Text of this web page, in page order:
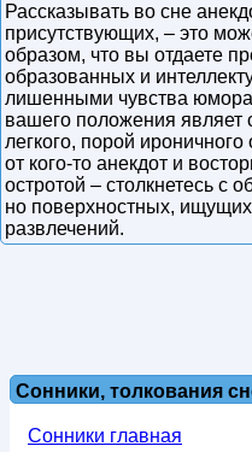
Рассказывать во сне
присутствующих, – это
образом, что вы отдаете
образованных и
лишенными чувства юмора
вашего положения являет
легкого, порой
от кого-то анекдот и
остротой – столкнетесь с
но поверхностных,
развлечений.
Сонники, толкования
Сонники главная